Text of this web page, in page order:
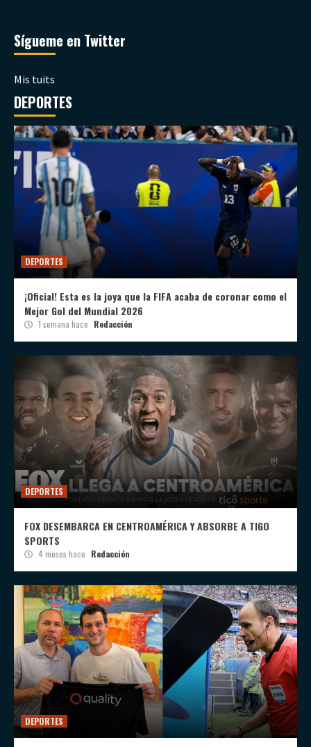
Sígueme en Twitter
Mis tuits
DEPORTES
DEPORTES
¡Oficial! Esta es la joya que la FIFA acaba de coronar como el
Mejor Gol del Mundial 2026
1 semana hace Redacción
DEPORTES
FOX DESEMBARCA EN CENTROAMÉRICA Y ABSORBE A TIGO
SPORTS
4 meses hace Redacción
DEPORTES